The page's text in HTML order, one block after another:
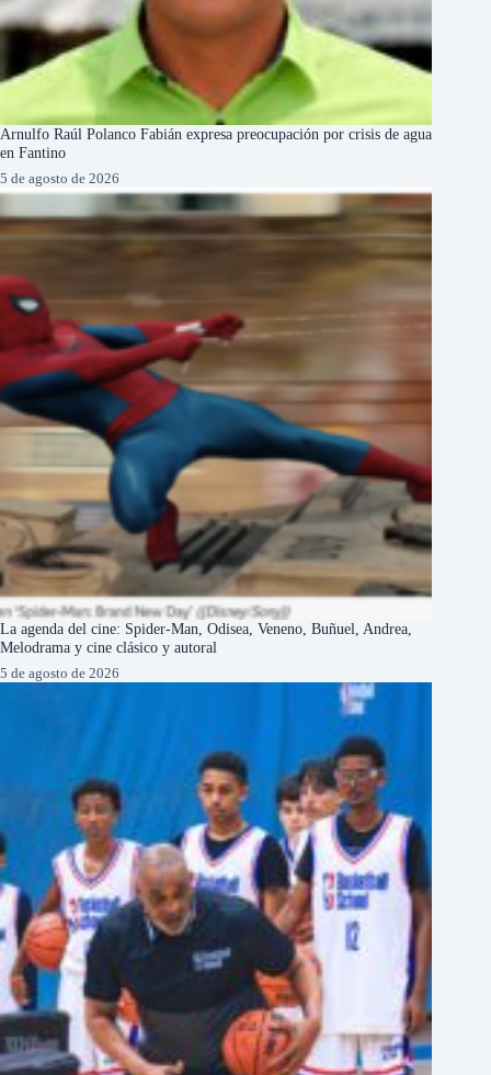
Arnulfo Raúl Polanco Fabián expresa preocupación por crisis de agua
en Fantino
5 de agosto de 2026
La agenda del cine: Spider-Man, Odisea, Veneno, Buñuel, Andrea,
Melodrama y cine clásico y autoral
5 de agosto de 2026